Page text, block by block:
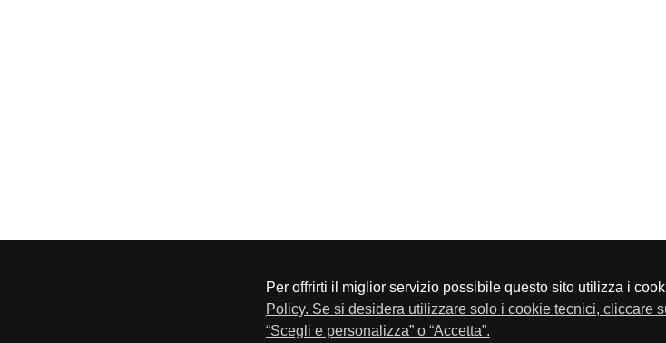
Per offrirti il miglior servizio possibile questo sito utilizza i
Policy. Se si desidera utilizzare solo i cookie tecnici, cliccare
“Scegli e personalizza” o “Accetta”.
Via F.Lippi, 30 25134 Brescia P.Iva 01548020179 - Telefono 030-23076 -